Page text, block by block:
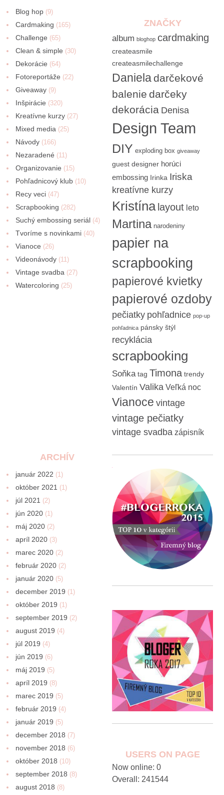
Blog hop (9)
Cardmaking (165)
Challenge (65)
Clean & simple (30)
Dekorácie (64)
Fotoreportáže (22)
Giveaway (9)
Inšpirácie (320)
Kreatívne kurzy (27)
Mixed media (25)
Návody (166)
Nezaradené (11)
Organizovanie (15)
Pohľadnicový klub (10)
Recy veci (47)
Scrapbooking (282)
Suchý embossing seriál (4)
Tvoríme s novinkami (40)
Vianoce (26)
Videonávody (11)
Vintage svadba (27)
Watercoloring (25)
ZNAČKY
album bloghop cardmaking
createasmile
createasmilechallenge
Daniela darčekové
balenie darčeky
dekorácia Denisa
Design Team
DIY exploding box giveaway
guest designer horúci
embossing Irinka Iriska
kreatívne kurzy
Kristína layout leto
Martina narodeniny
papier na
scrapbooking
papierové kvietky
papierové ozdoby
pečiatky pohľadnice pop-up
pohľadnica pánsky štýl
recyklácia
scrapbooking
Soňka tag Timona trendy
Valentín Valika Veľká noc
Vianoce vintage
vintage pečiatky
vintage svadba zápisník
ARCHÍV
január 2022 (1)
október 2021 (1)
júl 2021 (2)
jún 2020 (1)
máj 2020 (2)
apríl 2020 (3)
marec 2020 (2)
február 2020 (2)
január 2020 (5)
december 2019 (1)
október 2019 (1)
september 2019 (2)
august 2019 (4)
júl 2019 (4)
jún 2019 (6)
máj 2019 (5)
apríl 2019 (8)
marec 2019 (5)
február 2019 (4)
január 2019 (5)
december 2018 (7)
november 2018 (6)
október 2018 (10)
september 2018 (8)
august 2018 (8)
USERS ON PAGE
Now online: 0
Overall: 241544